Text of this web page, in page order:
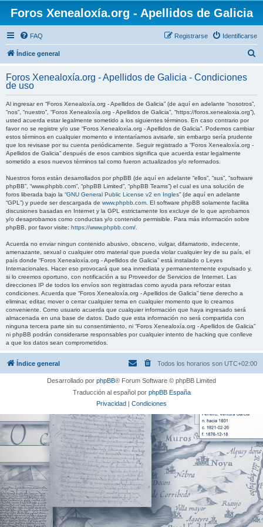
Foros Xenealoxía.org - Apellidos de Galicia
FAQ Identificarse
Registrarse
Índice general
c
Foros Xenealoxía.org - Apellidos de Galicia - Condiciones
de uso
Al ingresar en “Foros Xenealoxía.org - Apellidos de Galicia” (de aquí en adelante “nosotros”,
“nos”, “nuestro”, “Foros Xenealoxía.org - Apellidos de Galicia”, “https://foros.xenealoxia.org”),
usted acuerda estar legalmente sometido a los siguientes términos. En caso contrario por
favor no se registre y/o use “Foros Xenealoxía.org - Apellidos de Galicia”. Podemos cambiar
estos términos en cualquier momento e intentaríamos avisarle, sin embargo sería prudente
que los revisase por su cuenta periódicamente. Seguir registrado a “Foros Xenealoxía.org -
Apellidos de Galicia” después de esos cambios significa que acuerda estar legalmente
sometido a esos nuevos términos tal como fueron actualizados y/o reformados.
Nuestros foros están desarrollados por phpBB (de aquí en adelante “ellos”, “sus”, “software
phpBB”, “www.phpbb.com”, “phpBB Limited”, “phpBB Teams”) el cual es una solución de
foros liberada bajo la “GNU General Public License v2 en Ingles” (de aquí en adelante
“GPL”) y puede ser descargada de www.phpbb.com . El software phpBB solamente facilita
discusiones basadas en Internet y la GPL estrictamente los excluye de lo que aprobamos
y/o desaprobamos como conductas y/o contenido permisible. Para más información sobre
phpBB, por favor visite: https://www.phpbb.com/
Acuerda no enviar ningun contenido abusivo, obsceno, vulgar, difamatorio, indecente,
amenazante, sexual o cualquier otro material que pueda violar cualquier ley de su país, el
país donde “Foros Xenealoxía.org - Apellidos de Galicia” está instalado o Leyes
Internacionales. Hacer eso provocará que sea inmediata y permanentemente expulsado y,
si lo creemos oportuno, con notificación a su Proveedor de Servicios de Internet. Las
direcciones IP de todos los envíos son registradas como ayuda para reforzar estas
condiciones. Acuerda que “Foros Xenealoxía.org - Apellidos de Galicia” tiene derecho a
eliminar, editar, mover o cerrar cualquier tema en cualquier momento que lo creamos
conveniente. Como usuario acuerda que cualquier información que haya ingresado será
almacenada en una base de datos. Dado que esta información no será compartida con
ninguna tercera parte sin su consentimiento, ni “Foros Xenealoxía.org - Apellidos de Galicia”
ni phpBB podrán considerarse responsables por cualquier intento de hacking que conlleve
a que los datos sean comprometidos.
Índice general Todos los horarios son UTC+02:00
Desarrollado por phpBB® Forum Software © phpBB Limited
Traducción al español por phpBB España
Privacidad | Condiciones